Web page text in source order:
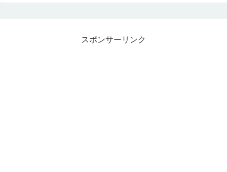
スポンサーリンク